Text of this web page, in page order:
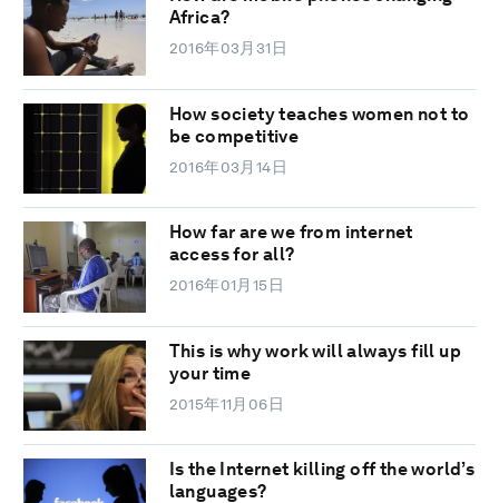
Africa?
2016年03月31日
How society teaches women not to
be competitive
2016年03月14日
How far are we from internet
access for all?
2016年01月15日
This is why work will always fill up
your time
2015年11月06日
Is the Internet killing off the world’s
languages?